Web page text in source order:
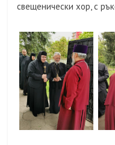
свещенически хор, с